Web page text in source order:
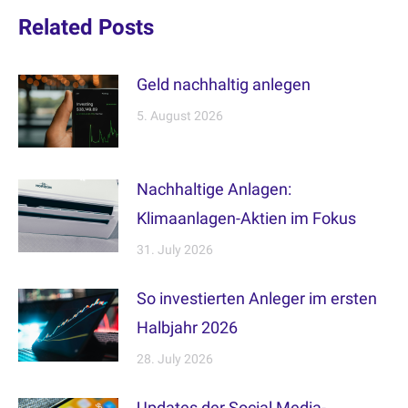
Related Posts
Geld nachhaltig anlegen
5. August 2026
Nachhaltige Anlagen:
Klimaanlagen-Aktien im Fokus
31. July 2026
So investierten Anleger im ersten
Halbjahr 2026
28. July 2026